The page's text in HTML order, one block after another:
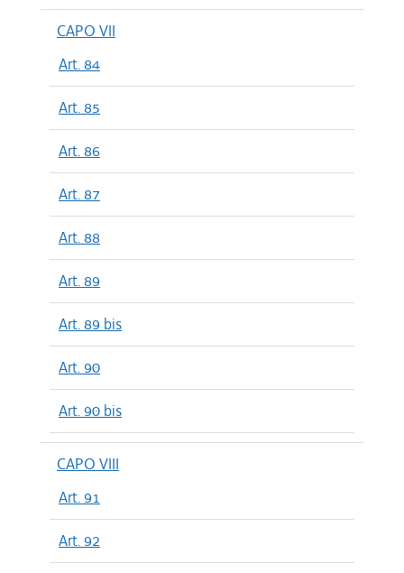
CAPO VII
Art. 84
Art. 85
Art. 86
Art. 87
Art. 88
Art. 89
Art. 89 bis
Art. 90
Art. 90 bis
CAPO VIII
Art. 91
Art. 92